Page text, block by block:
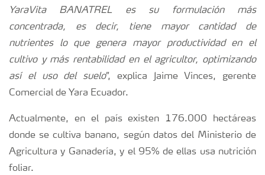
YaraVita BANATREL es su formulación más
concentrada, es decir, tiene mayor cantidad de
nutrientes lo que genera mayor productividad en el
cultivo y más rentabilidad en el agricultor, optimizando
así el uso del suelo”, explica Jaime Vinces, gerente
Comercial de Yara Ecuador.
Actualmente, en el país existen 176.000 hectáreas
donde se cultiva banano, según datos del Ministerio de
Agricultura y Ganadería, y el 95% de ellas usa nutrición
foliar.